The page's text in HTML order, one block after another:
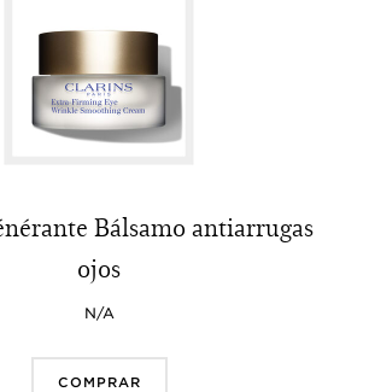
Bálsamo antiarrugas
ojos
N/A
COMPRAR